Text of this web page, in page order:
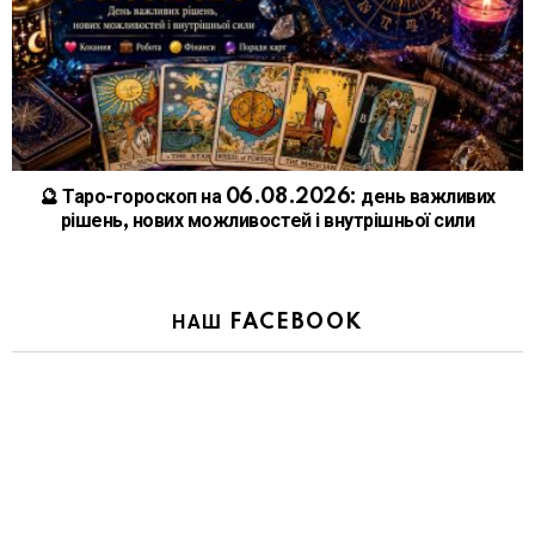
🔮 Таро-гороскоп на 06.08.2026: день важливих
рішень, нових можливостей і внутрішньої сили
НАШ FACEBOOK